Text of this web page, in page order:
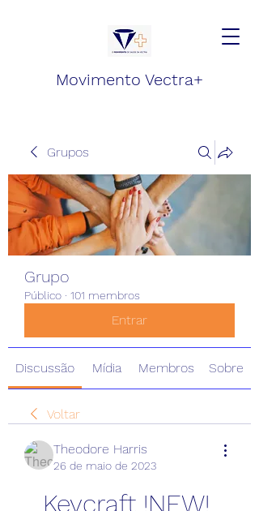
Movimento Vectra+
Grupos
Grupo
Público · 101 membros
Entrar
Discussão Mídia Membros Sobre
Voltar
Theodore Harris
26 de maio de 2023
Keycraft !NEW!